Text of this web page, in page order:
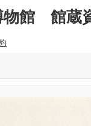
物館 館蔵